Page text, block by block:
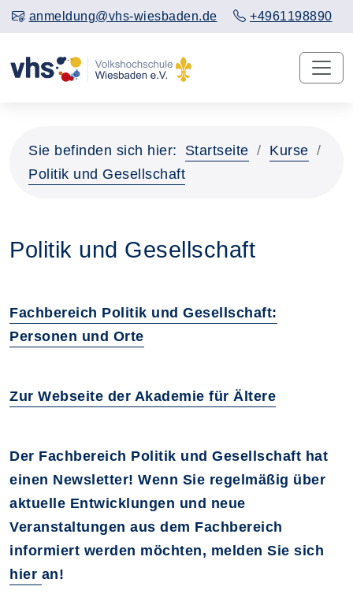
anmeldung@vhs-wiesbaden.de +4961198890
Sie befinden sich hier: Startseite
Kurse
Politik und Gesellschaft
Politik und Gesellschaft
Fachbereich Politik und Gesellschaft:
Personen und Orte
Zur Webseite der Akademie für Ältere
Der Fachbereich Politik und Gesellschaft hat
einen Newsletter! Wenn Sie regelmäßig über
aktuelle Entwicklungen und neue
Veranstaltungen aus dem Fachbereich
informiert werden möchten, melden Sie sich
hier an!